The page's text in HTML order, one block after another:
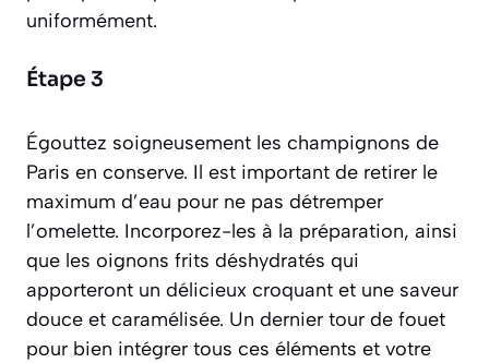
uniformément.
Étape 3
Égouttez soigneusement les champignons de
Paris en conserve. Il est important de retirer le
maximum d’eau pour ne pas détremper
l’omelette. Incorporez-les à la préparation, ainsi
que les oignons frits déshydratés qui
apporteront un délicieux croquant et une saveur
douce et caramélisée. Un dernier tour de fouet
pour bien intégrer tous ces éléments et votre